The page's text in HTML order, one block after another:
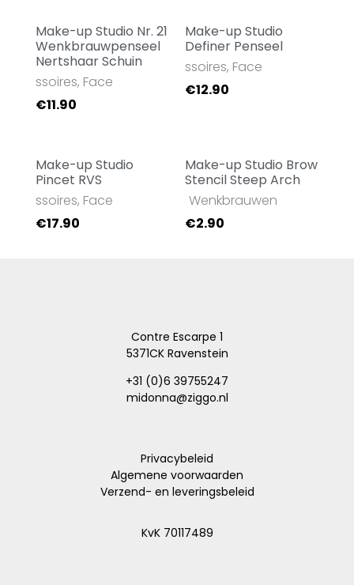
Accessoires, Face
Make-up Studio Nr. 21
Wenkbrauwpenseel
Nertshaar Schuin
€11.90
Accessoires, Face
Make-up Studio
Definer Penseel
€12.90
Accessoires, Face
Make-up Studio
Pincet RVS
€17.90
Wenkbrauwen
Make-up Studio Brow
Stencil Steep Arch
€2.90
Contre Escarpe 1
5371CK Ravenstein
+31 (0)6 39755247
midonna@ziggo.nl
Privacybeleid
Algemene voorwaarden
Verzend- en leveringsbeleid
KvK 70117489